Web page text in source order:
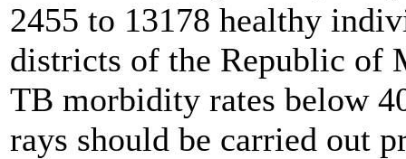
2455 to 13178 healthy
districts of the Republic of
TB morbidity rates below
rays should be carried out